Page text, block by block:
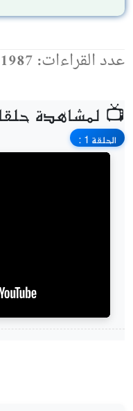
عدد القراءات: 1987
📺 لمشاهدة
الحلقة 1 :